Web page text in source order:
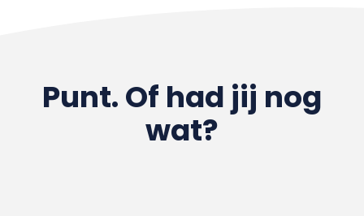
Punt. Of had jij nog
wat?